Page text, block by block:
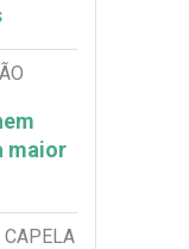
maior
CAPELA